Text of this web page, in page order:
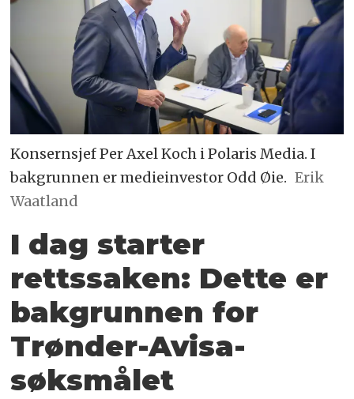
Konsernsjef Per Axel Koch i Polaris Media. I
bakgrunnen er medieinvestor Odd Øie. Erik
Waatland
I dag starter
rettssaken: Dette er
bakgrunnen for
Trønder-Avisa-
søksmålet